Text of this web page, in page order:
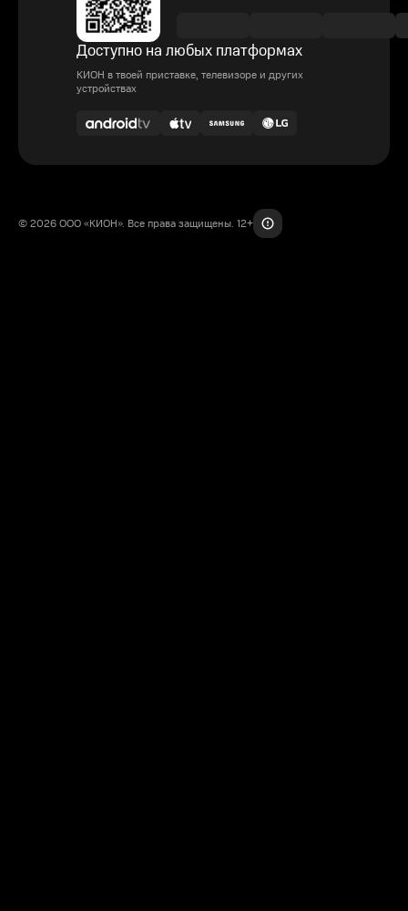
Доступно на любых платформах
КИОН в твоей приставке, телевизоре и других
устройствах
© 2026 ООО «КИОН». Все права защищены. 12+